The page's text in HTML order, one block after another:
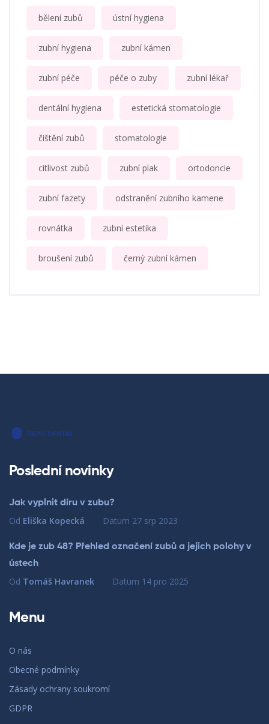
bělení zubů ústní hygiena
zubní hygiena zubní kámen
zubní péče péče o zuby zubní lékař
dentální hygiena estetická stomatologie
čištění zubů stomatologie
citlivost zubů zubní plak ortodoncie
zubní fazety odstranění zubního kamene
rovnátka zubní estetika
broušení zubů černý zubní kámen
Poslední novinky
Jak vyplnit díru v zubu?
Od Eliška Kopecká Datum 27 srp 2023
Kde je zub 48? Přehled označení zubů a jejich polohy v
ústech
Od Tomáš Havranek Datum 14 pro 2025
Menu
O nás
Obecné podmínky
Zásady ochrany soukromí
GDPR